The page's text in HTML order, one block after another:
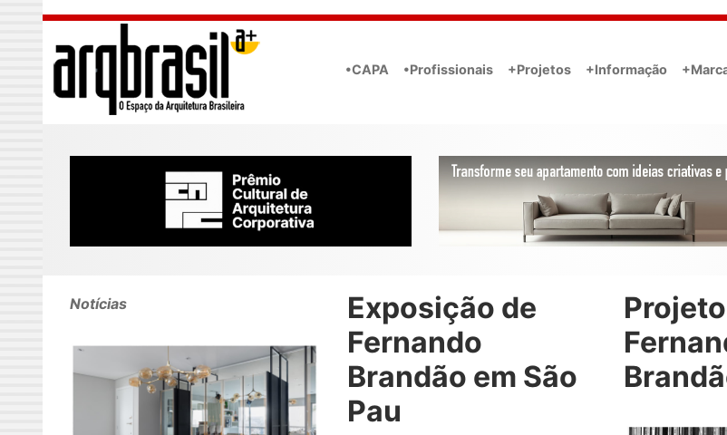
Skip to main content
•CAPA •Profissionais +Projetos +Informação
Exposição de
Fernando
Brandão em São
Pau
Notícias